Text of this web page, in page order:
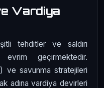
Vardiya
tehditler ve saldırı
geçirmektedir.
ve savunma stratejileri
adına vardiya devirleri